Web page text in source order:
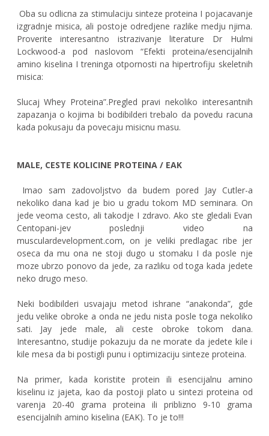
Oba su odlicna za stimulaciju sinteze proteina I pojacavanje
izgradnje misica, ali postoje odredjene razlike medju njima.
Proverite interesantno istrazivanje literature Dr Hulmi
Lockwood-a pod naslovom “Efekti proteina/esencijalnih
amino kiselina I treninga otpornosti na hipertrofiju skeletnih
misica:
Slucaj Whey Proteina”.Pregled pravi nekoliko interesantnih
zapazanja o kojima bi bodibilderi trebalo da povedu racuna
kada pokusaju da povecaju misicnu masu.
MALE, CESTE KOLICINE PROTEINA / EAK
Imao sam zadovoljstvo da budem pored Jay Cutler-a
nekoliko dana kad je bio u gradu tokom MD seminara. On
jede veoma cesto, ali takodje I zdravo. Ako ste gledali Evan
Centopani-jev poslednji video na
musculardevelopment.com, on je veliki predlagac ribe jer
oseca da mu ona ne stoji dugo u stomaku I da posle nje
moze ubrzo ponovo da jede, za razliku od toga kada jedete
neko drugo meso.
Neki bodibilderi usvajaju metod ishrane “anakonda”, gde
jedu velike obroke a onda ne jedu nista posle toga nekoliko
sati. Jay jede male, ali ceste obroke tokom dana.
Interesantno, studije pokazuju da ne morate da jedete kile i
kile mesa da bi postigli punu i optimizaciju sinteze proteina.
Na primer, kada koristite protein ili esencijalnu amino
kiselinu iz jajeta, kao da postoji plato u sintezi proteina od
varenja 20-40 grama proteina ili priblizno 9-10 grama
esencijalnih amino kiselina (EAK). To je to!!!